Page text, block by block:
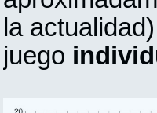
la
juego